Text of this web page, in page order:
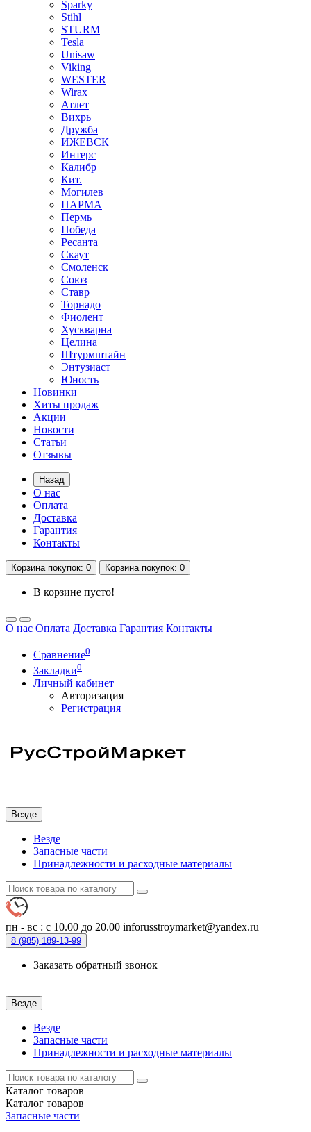
Sparky
Stihl
STURM
Tesla
Unisaw
Viking
WESTER
Wirax
Атлет
Вихрь
Дружба
ИЖЕВСК
Интерс
Калибр
Кит.
Могилев
ПАРМА
Пермь
Победа
Ресанта
Скаут
Смоленск
Союз
Ставр
Торнадо
Фиолент
Хускварна
Целина
Штурмштайн
Энтузиаст
Юность
Новинки
Хиты продаж
Акции
Новости
Статьи
Отзывы
Назад
О нас
Оплата
Доставка
Гарантия
Контакты
Корзинапокупок: 0 Корзинапокупок: 0
В корзине пусто!
О нас Оплата Доставка Гарантия Контакты
Сравнение0
Закладки0
Личный кабинет
Авторизация
Регистрация
Везде
Везде
Запасные части
Принадлежности и расходные материалы
пн - вс : с 10.00 до 20.00 inforusstroymarket@yandex.ru
8 (985) 189-13-99
Заказать обратный звонок
Везде
Везде
Запасные части
Принадлежности и расходные материалы
Каталог товаров
Каталог товаров
Запасные части